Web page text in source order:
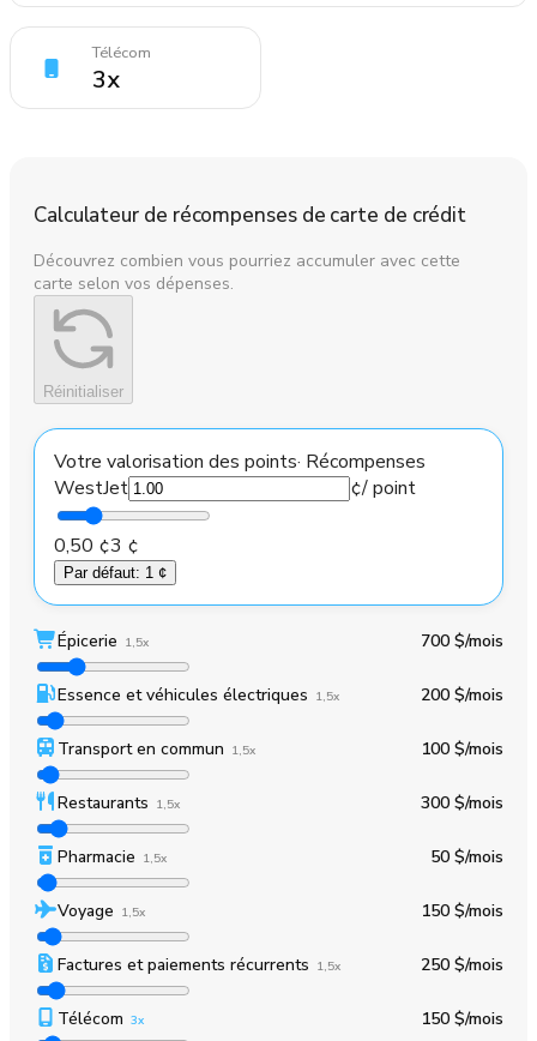
Télécom
3x
Calculateur de récompenses de carte de crédit
Découvrez combien vous pourriez accumuler avec cette
carte selon vos dépenses.
Réinitialiser
Votre valorisation des points· Récompenses
WestJet
¢/ point
0,50 ¢3 ¢
Par défaut: 1 ¢
Épicerie 1,5x 700 $/mois
Essence et véhicules électriques 1,5x 200 $/mois
Transport en commun 1,5x 100 $/mois
Restaurants 1,5x 300 $/mois
Pharmacie 1,5x 50 $/mois
Voyage 1,5x 150 $/mois
Factures et paiements récurrents 1,5x 250 $/mois
Télécom 3x 150 $/mois